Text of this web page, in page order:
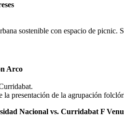
sostenible con espacio de picnic.
Arco
presentación de la agrupación
Nacional vs. Curridabat F